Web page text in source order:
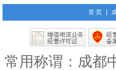
首 页
常用称谓：成都